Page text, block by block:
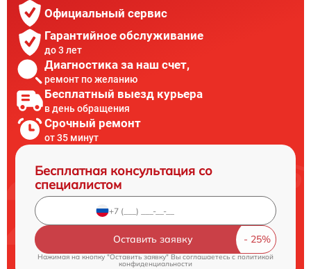
Официальный сервис
Гарантийное обслуживание
до 3 лет
Диагностика за наш счет,
ремонт по желанию
Бесплатный выезд курьера
в день обращения
Срочный ремонт
от 35 минут
Бесплатная консультация со
специалистом
Оставить заявку
Нажимая на кнопку "Оставить заявку" Вы соглашаетесь cполитикой
конфиденциальности